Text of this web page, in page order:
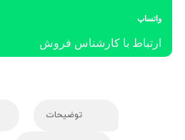
واتساپ
ارتباط با کارشناس فروش
توضیحات